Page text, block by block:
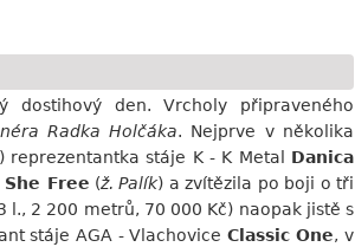
dostihový den. Vrcholy připraveného
Radka Holčáka. Nejprve v několika
stáje K - K Metal Danica
She Free (ž. Palík) a zvítězila po boji o tři
l., 2 200 metrů, 70 000 Kč) naopak jistě s
stáje AGA - Vlachovice Classic One, v